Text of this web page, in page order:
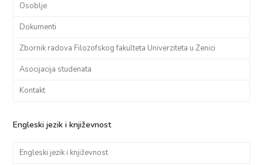
Osoblje
Dokumenti
Zbornik radova Filozofskog fakulteta Univerziteta u Zenici
Asocijacija studenata
Kontakt
Engleski jezik i književnost
Engleski jezik i književnost